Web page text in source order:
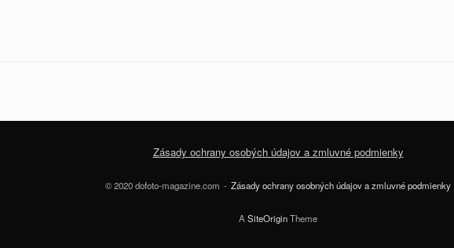
Zásady ochrany osobých údajov a zmluvné podmienky
© 2020 dofoto-magazine.com Zásady ochrany osobných údajov a zmluvné podmienky
A SiteOriginTheme